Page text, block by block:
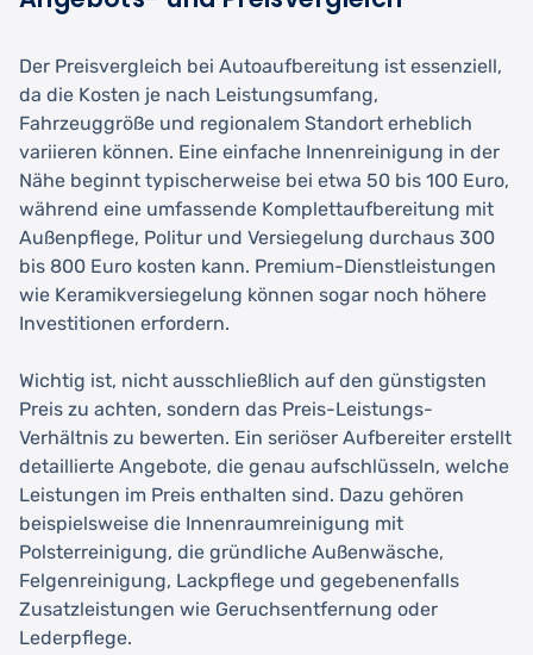
Der Preisvergleich bei Autoaufbereitung ist essenziell,
da die Kosten je nach Leistungsumfang,
Fahrzeuggröße und regionalem Standort erheblich
variieren können. Eine einfache Innenreinigung in der
Nähe beginnt typischerweise bei etwa 50 bis 100 Euro,
während eine umfassende Komplettaufbereitung mit
Außenpflege, Politur und Versiegelung durchaus 300
bis 800 Euro kosten kann. Premium-Dienstleistungen
wie Keramikversiegelung können sogar noch höhere
Investitionen erfordern.
Wichtig ist, nicht ausschließlich auf den günstigsten
Preis zu achten, sondern das Preis-Leistungs-
Verhältnis zu bewerten. Ein seriöser Aufbereiter erstellt
detaillierte Angebote, die genau aufschlüsseln, welche
Leistungen im Preis enthalten sind. Dazu gehören
beispielsweise die Innenraumreinigung mit
Polsterreinigung, die gründliche Außenwäsche,
Felgenreinigung, Lackpflege und gegebenenfalls
Zusatzleistungen wie Geruchsentfernung oder
Lederpflege.